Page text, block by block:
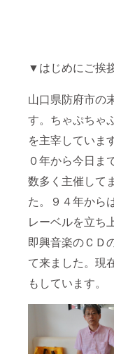
▼はじめにご挨
山口県防府市の
す。ちゃぷちゃ
を主宰していま
０年から今日ま
数多く主催して
た。９４年から
レーベルを立ち
即興音楽のＣＤ
て来ました。現
もしています。